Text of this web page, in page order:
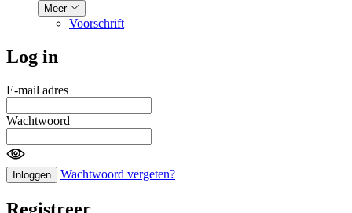
Meer
Voorschrift
Log in
E-mail adres
Wachtwoord
Inloggen Wachtwoord vergeten?
Registreer